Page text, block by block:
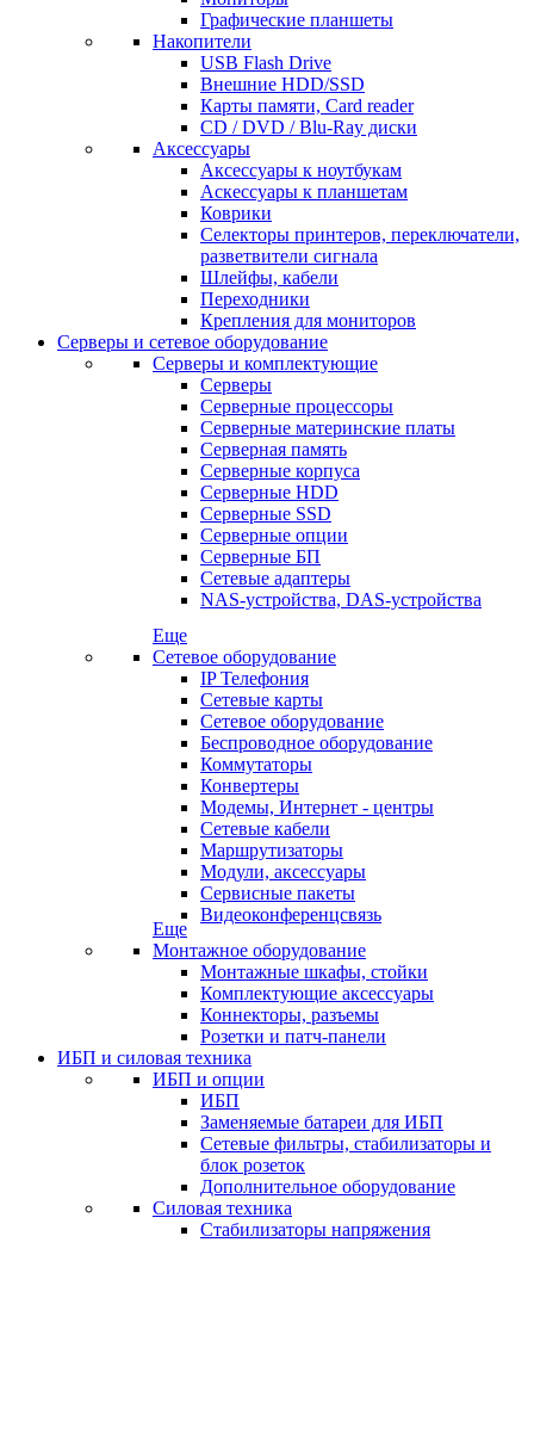
Графические планшеты
Накопители
USB Flash Drive
Внешние HDD/SSD
Карты памяти, Card reader
CD / DVD / Blu-Ray диски
Аксессуары
Аксессуары к ноутбукам
Аскессуары к планшетам
Коврики
Селекторы принтеров, переключатели,
разветвители сигнала
Шлейфы, кабели
Переходники
Крепления для мониторов
Серверы и сетевое оборудование
Серверы и комплектующие
Серверы
Серверные процессоры
Серверные материнские платы
Серверная память
Серверные корпуса
Серверные HDD
Серверные SSD
Серверные опции
Серверные БП
Сетевые адаптеры
NAS-устройства, DAS-устройства
Еще
Сетевое оборудование
IP Телефония
Сетевые карты
Сетевое оборудование
Беспроводное оборудование
Коммутаторы
Конвертеры
Модемы, Интернет - центры
Сетевые кабели
Маршрутизаторы
Модули, аксессуары
Сервисные пакеты
Видеоконференцсвязь
Еще
Монтажное оборудование
Монтажные шкафы, стойки
Комплектующие аксессуары
Коннекторы, разъемы
Розетки и патч-панели
ИБП и силовая техника
ИБП и опции
ИБП
Заменяемые батареи для ИБП
Сетевые фильтры, стабилизаторы и
блок розеток
Дополнительное оборудование
Силовая техника
Стабилизаторы напряжения